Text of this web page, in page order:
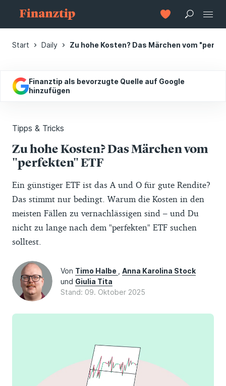
Start Daily Zu hohe Kosten? Das Märchen vom
Finanztip als bevorzugte Quelle auf Google
hinzufügen
Tipps & Tricks
Zu hohe Kosten? Das Märchen vom
"perfekten" ETF
Ein günstiger ETF ist das A und O für gute Rendite?
Das stimmt nur bedingt. Warum die Kosten in den
meisten Fällen zu vernachlässigen sind – und Du
nicht zu lange nach dem "perfekten" ETF suchen
solltest.
Von Timo Halbe
Anna Karolina Stock
und Giulia Tita
Stand: 09. Oktober 2025